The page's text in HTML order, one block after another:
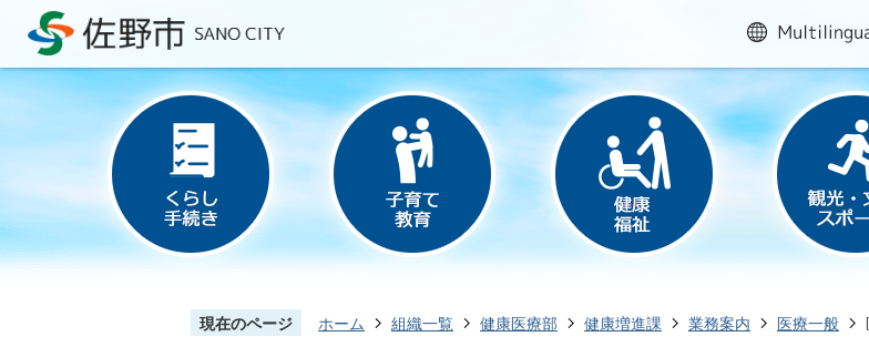
multilingual
現在のページ ホーム 組織一覧 健康医療部 健康増進課 業務案内 医療一般